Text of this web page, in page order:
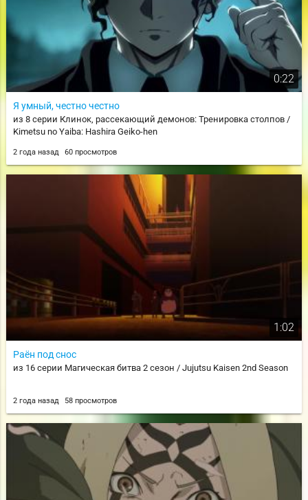
0:22
Я умный, честно честно
из 8 серии Клинок, рассекающий демонов: Тренировка столпов /
Kimetsu no Yaiba: Hashira Geiko-hen
2 года назад 60 просмотров
1:02
Раён под снос
из 16 серии Магическая битва 2 сезон / Jujutsu Kaisen 2nd Season
2 года назад 58 просмотров